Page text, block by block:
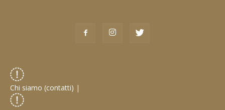
Chi siamo (contatti) |